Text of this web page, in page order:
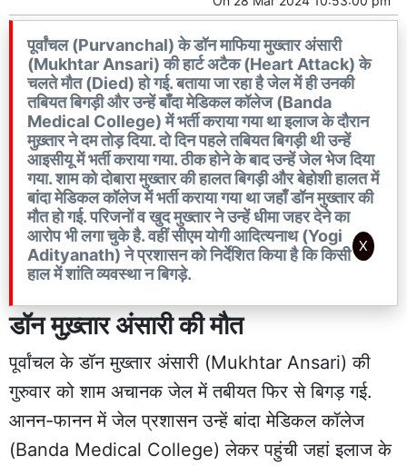
पूर्वांचल (Purvanchal) के डॉन माफिया मुख्तार अंसारी
(Mukhtar Ansari) की हार्ट अटैक (Heart Attack) के
चलते मौत (Died) हो गई. बताया जा रहा है जेल में ही उनकी
तबियत बिगड़ी और उन्हें बाँदा मेडिकल कॉलेज (Banda
Medical College) में भर्ती कराया गया था इलाज के दौरान
मुख़्तार ने दम तोड़ दिया. दो दिन पहले तबियत बिगड़ी थी उन्हें
आइसीयू में भर्ती कराया गया. ठीक होने के बाद उन्हें जेल भेज दिया
गया. शाम को दोबारा मुख्तार की हालत बिगड़ी और बेहोशी हालत में
बांदा मेडिकल कॉलेज में भर्ती कराया गया था जहाँ डॉन मुख्तार की
मौत हो गई. परिजनों व खुद मुख्तार ने उन्हें धीमा जहर देने का
आरोप भी लगा चुके है. वहीं सीएम योगी आदित्यनाथ (Yogi
Adityanath) ने प्रशासन को निर्देशित किया है कि किसी भी
हाल में शांति व्यवस्था न बिगड़े.
डॉन मुख़्तार अंसारी की मौत
पूर्वांचल के डॉन मुख्तार अंसारी (Mukhtar Ansari) की
गुरुवार को शाम अचानक जेल में तबीयत फिर से बिगड़ गई.
आनन-फानन में जेल प्रशासन उन्हें बांदा मेडिकल कॉलेज
(Banda Medical College) लेकर पहुंची जहां इलाज के
X